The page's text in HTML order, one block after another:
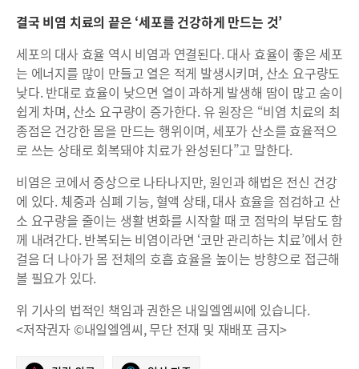
결국 비염 치료의 끝은 ‘세포를 건강하게 만드는 것’
세포의 대사 효율 역시 비염과 연결된다. 대사 효율이 좋은 세포
는 에너지를 많이 만들고 열은 적게 발생시키며, 산소 요구량도
낮다. 반대로 효율이 낮으면 열이 과하게 발생해 땀이 많고 숨이
쉽게 차며, 산소 요구량이 증가한다. 유 원장은 “비염 치료의 최
종점은 건강한 몸을 만드는 행위이며, 세포가 산소를 효율적으
로 쓰는 상태로 회복돼야 치료가 완성된다”고 말한다.
비염은 코에서 증상으로 나타나지만, 원인과 해법은 전신 건강
에 있다. 체중과 심폐 기능, 혈액 상태, 대사 효율을 점검하고 산
소 요구량을 줄이는 생활 변화를 시작할 때 코 점막의 부담도 함
께 내려간다. 반복되는 비염이라면 ‘코만 관리하는 치료’에서 한
걸음 더 나아가 몸 전체의 호흡 효율을 높이는 방향으로 접근해
볼 필요가 있다.
위 기사의 법적인 책임과 권한은 내일엘엠씨에 있습니다.
<저작권자 ©내일엘엠씨, 무단 전재 및 재배포 금지>